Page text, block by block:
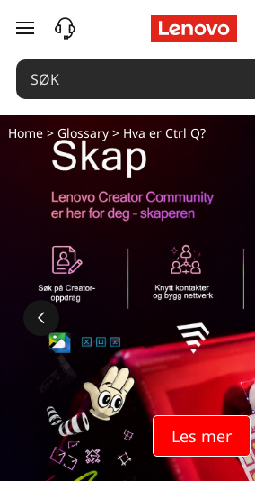
gå til hovedinnhold
Les mer
Home> Glossary> Hva er Ctrl Q?